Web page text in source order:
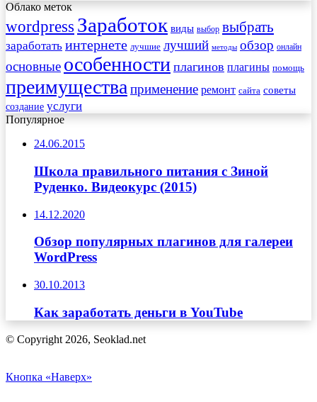
Облако меток
wordpress Заработок виды выбор выбрать
заработать интернете лучшие лучший методы обзор онлайн
основные особенности плагинов плагины помощь
преимущества применение ремонт сайта советы
создание услуги
Популярное
24.06.2015
Школа правильного питания с Зиной
Руденко. Видеокурс (2015)
14.12.2020
Обзор популярных плагинов для галереи
WordPress
30.10.2013
Как заработать деньги в YouTube
© Copyright 2026, Seoklad.net
Кнопка «Наверх»